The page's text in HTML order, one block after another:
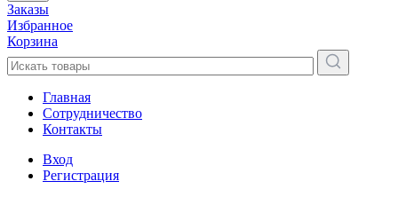
Заказы
Избранное
Корзина
Главная
Сотрудничество
Контакты
Вход
Регистрация